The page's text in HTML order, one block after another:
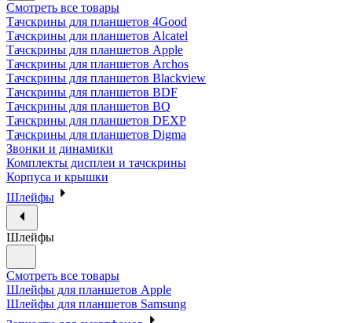
Смотреть все товары
Тачскрины для планшетов 4Good
Тачскрины для планшетов Alcatel
Тачскрины для планшетов Apple
Тачскрины для планшетов Archos
Тачскрины для планшетов Blackview
Тачскрины для планшетов BDF
Тачскрины для планшетов BQ
Тачскрины для планшетов DEXP
Тачскрины для планшетов Digma
Звонки и динамики
Комплекты дисплеи и тачскрины
Корпуса и крышки
Шлейфы
Шлейфы
Смотреть все товары
Шлейфы для планшетов Apple
Шлейфы для планшетов Samsung